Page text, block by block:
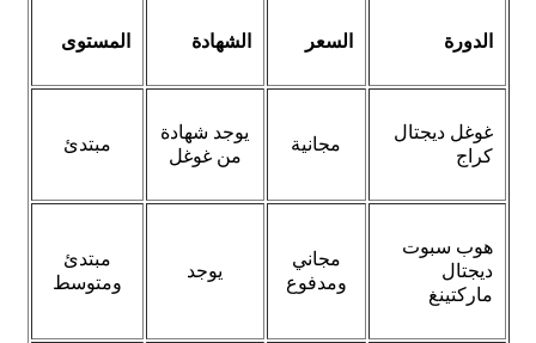
الدورة السعر الشهادة المستوى
غوغل ديجتال
كراج
مجانية
يوجد شهادة
من غوغل
مبتدئ
هوب سبوت
ديجتال
ماركتينغ
مجاني
ومدفوع
يوجد
مبتدئ
ومتوسط